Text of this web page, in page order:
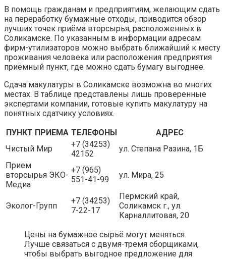
В помощь гражданам и предприятиям, желающим сдать
на переработку бумажные отходы, приводится обзор
лучших точек приёма вторсырья, расположенных в
Соликамске. По указанным в информации адресам
фирм-утилизаторов можно выбрать ближайший к месту
проживания человека или расположения предприятия
приёмный пункт, где можно сдать бумагу выгоднее.
Сдача макулатуры в Соликамске возможна во многих
местах. В таблице представлены лишь проверенные
экспертами компании, готовые купить макулатуру на
понятных сдатчику условиях.
ПУНКТ ПРИЕМА ТЕЛЕФОНЫ
АДРЕС
Чистый Мир
+7 (34253)
42152
ул. Степана Разина, 1Б
Прием
вторсырья ЭКО-
Медиа
+7 (965)
551-41-99
ул. Мира, 25
Эколог-Групп
+7 (34253)
7-22-17
Пермский край,
Соликамск г., ул.
Карналлитовая, 20
Цены на бумажное сырьё могут меняться.
Лучше связаться с двумя-тремя сборщиками,
чтобы выбрать выгодное предложение для